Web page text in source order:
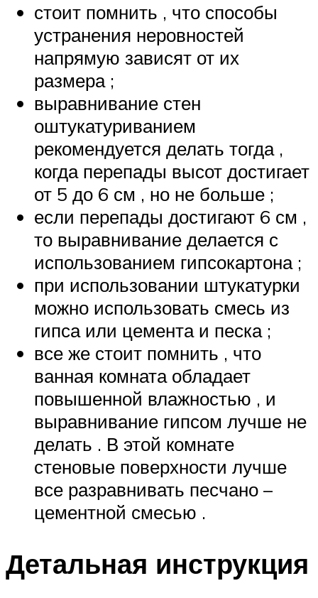
стоит помнить , что способы
устранения неровностей
напрямую зависят от их
размера ;
выравнивание стен
оштукатуриванием
рекомендуется делать тогда ,
когда перепады высот достигает
от 5 до 6 см , но не больше ;
если перепады достигают 6 см ,
то выравнивание делается с
использованием гипсокартона ;
при использовании штукатурки
можно использовать смесь из
гипса или цемента и песка ;
все же стоит помнить , что
ванная комната обладает
повышенной влажностью , и
выравнивание гипсом лучше не
делать . В этой комнате
стеновые поверхности лучше
все разравнивать песчано –
цементной смесью .
Детальная инструкция